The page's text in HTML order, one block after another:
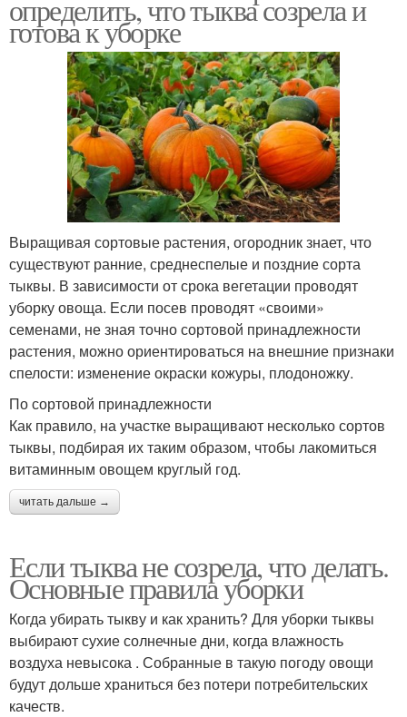
определить, что тыква созрела и
готова к уборке
Выращивая сортовые растения, огородник знает, что
существуют ранние, среднеспелые и поздние сорта
тыквы. В зависимости от срока вегетации проводят
уборку овоща. Если посев проводят «своими»
семенами, не зная точно сортовой принадлежности
растения, можно ориентироваться на внешние признаки
спелости: изменение окраски кожуры, плодоножку.
По сортовой принадлежности
Как правило, на участке выращивают несколько сортов
тыквы, подбирая их таким образом, чтобы лакомиться
витаминным овощем круглый год.
читать дальше →
Если тыква не созрела, что делать.
Основные правила уборки
Когда убирать тыкву и как хранить? Для уборки тыквы
выбирают сухие солнечные дни, когда влажность
воздуха невысока . Собранные в такую погоду овощи
будут дольше храниться без потери потребительских
качеств.